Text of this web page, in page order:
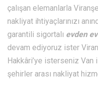
çalışan elemanlarla
nakliyat ihtiyaçlarınızı
garantili sigortalı evden
devam ediyoruz ister
Hakkâri’ye isterseniz
şehirler arası nakliyat